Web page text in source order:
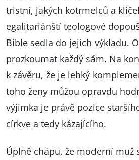
tristní, jakých kotrmelců a
egalitariánští teologové
Bible sedla do jejich výkladu.
prozkoumat každý sám. Na
k závěru, že je lehký
toho ženy můžou opravdu
výjimka je právě pozice
církve a tedy kázajícího.
Úplně chápu, že moderní muž